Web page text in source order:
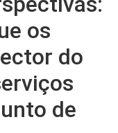
os
do
de